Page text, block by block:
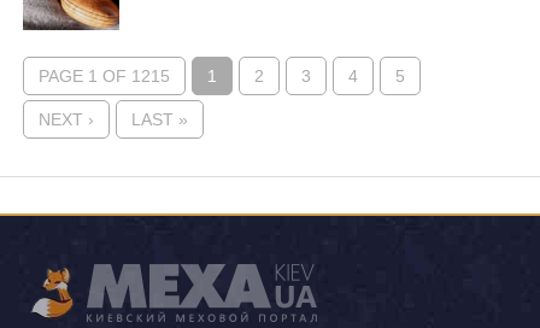
PAGE 1 OF 1215 1 2 3 4 5
NEXT › LAST »